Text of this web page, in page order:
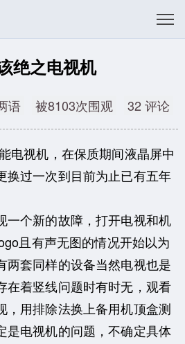
绝之电视机
语 被8103次围观 32 评论
视机，在保质期间液晶屏中
换过一次到目前为止已有五年
个新的故障，打开电视和机
且有声无图的情况开始以为
两套同样的设备当然电视也是
在着竖线问题时有时无，观看
，用排除法换上备用机顶盒测
是电视机的问题，不确定具体